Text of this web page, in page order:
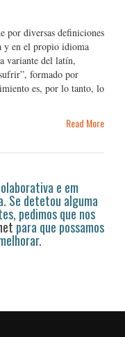
por diversas definiciones
y en el propio idioma
variante del latín,
formado por
es, por lo tanto, lo
Read More
e em
Se detetou alguma
pedimos que nos
para que possamos